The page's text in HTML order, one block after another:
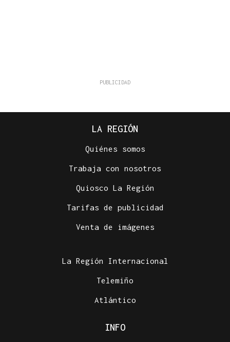
LA REGIÓN
Quiénes somos
Trabaja con nosotros
Quiosco La Región
Tarifas de publicidad
Venta de imágenes
La Región Internacional
Telemiño
Atlántico
INFO